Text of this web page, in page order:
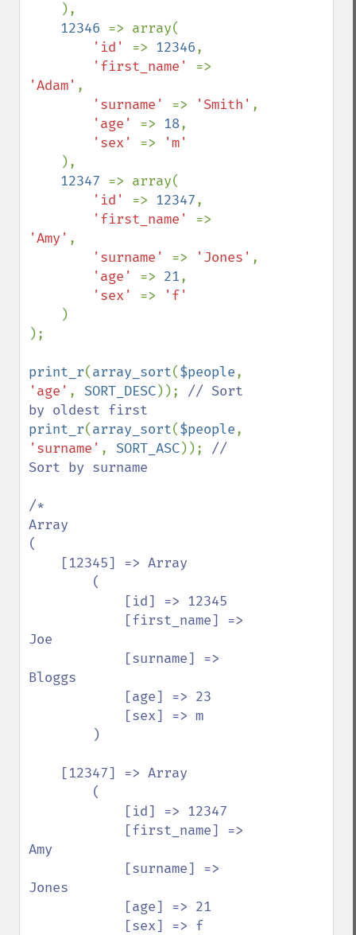
),
12346 => array(
'id' => 12346,
'first_name'
'Adam' ,
'surname' => 'Smith' ,
'age' => 18,
'sex' =>
'm'
),
12347 => array(
'id' => 12347,
'first_name'
'Amy' ,
'surname' => 'Jones' ,
'age' => 21,
'sex' =>
'f'
)
);
print_r(array_sort($people
'age' , SORT_DESC)); // Sort
print_r(array_sort($people
'surname' , SORT_ASC)); //
Sort by surname
/*
Array
(
Joe
Bloggs
Amy
Jones